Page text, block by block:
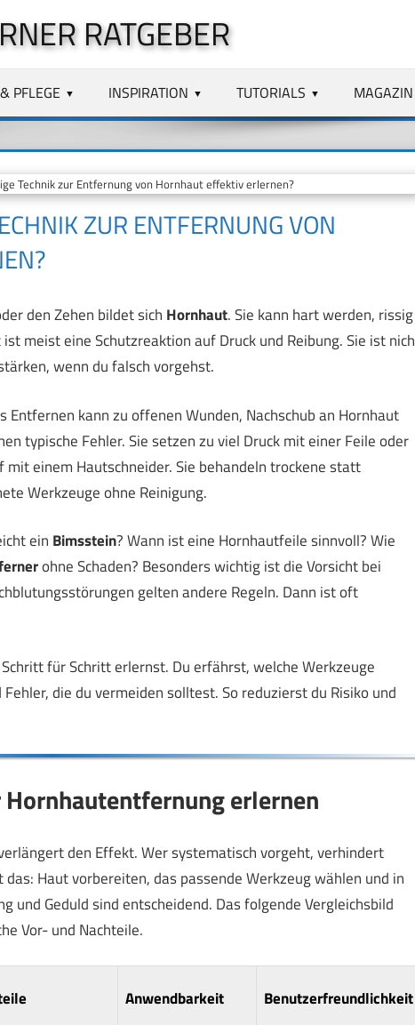
RATGEBER
PFLEGE INSPIRATION TUTORIALS MAGAZIN
Technik zur Entfernung von Hornhaut effektiv erlernen?
ZUR ENTFERNUNG VON
den Zehen bildet sich Hornhaut. Sie kann hart werden, rissig
meist eine Schutzreaktion auf Druck und Reibung. Sie ist
wenn du falsch vorgehst.
kann zu offenen Wunden, Nachschub an Hornhaut
typische Fehler. Sie setzen zu viel Druck mit einer Feile oder
einem Hautschneider. Sie behandeln trockene statt
Werkzeuge ohne Reinigung.
ein Bimsstein? Wann ist eine Hornhautfeile sinnvoll? Wie
ohne Schaden? Besonders wichtig ist die Vorsicht bei
gelten andere Regeln. Dann ist oft
für Schritt erlernst. Du erfährst, welche Werkzeuge
die du vermeiden solltest. So reduzierst du Risiko und
erlernen
den Effekt. Wer systematisch vorgeht, verhindert
Haut vorbereiten, das passende Werkzeug wählen und in
und Geduld sind entscheidend. Das folgende Vergleichsbild
Vor- und Nachteile.
Anwendbarkeit Benutzerfreundlichkeit